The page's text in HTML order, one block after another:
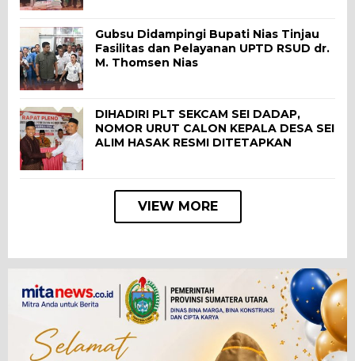
Gubsu Didampingi Bupati Nias Tinjau
Fasilitas dan Pelayanan UPTD RSUD dr.
M. Thomsen Nias
DIHADIRI PLT SEKCAM SEI DADAP,
NOMOR URUT CALON KEPALA DESA SEI
ALIM HASAK RESMI DITETAPKAN
VIEW MORE